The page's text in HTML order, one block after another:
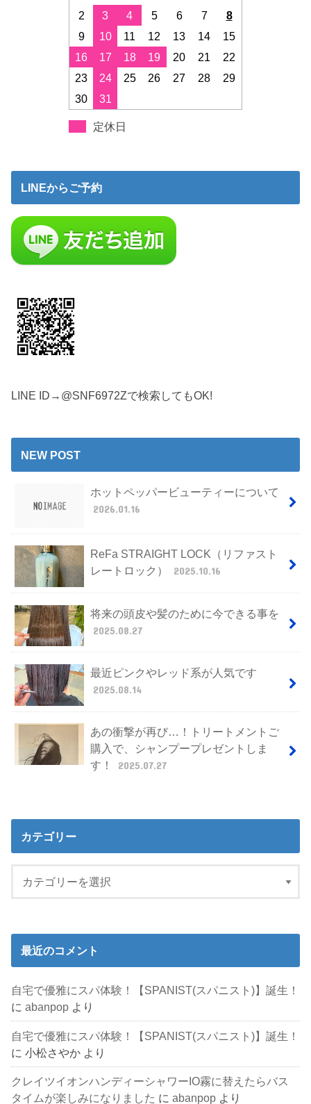
2
3 4 5 6 7
8
9
10 11 12 13 14
15
16
17 18 19 20 21
22
23
24 25 26 27 28
29
30
31
定休日
LINEからご予約
LINE ID→@SNF6972Zで検索してもOK!
NEW POST
ホットペッパービューティーについて
2026.01.16
ReFa STRAIGHT LOCK（リファスト
レートロック）
2025.10.16
将来の頭皮や髪のために今できる事を
2025.08.27
最近ピンクやレッド系が人気です
2025.08.14
あの衝撃が再び…！トリートメントご
購入で、シャンプープレゼントしま
す！
2025.07.27
カテゴリー
最近のコメント
自宅で優雅にスパ体験！【SPANIST(スパニスト)】誕生！
にabanpop より
自宅で優雅にスパ体験！【SPANIST(スパニスト)】誕生！
に小松さやか より
クレイツイオンハンディーシャワーIO霧に替えたらバス
タイムが楽しみになりました にabanpop より